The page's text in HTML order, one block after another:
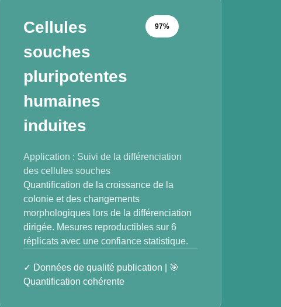
Cellules
souches
pluripotentes
humaines
induites
97%
Application : Suivi de la différenciation
des cellules souches
Quantification de la croissance de la
colonie et des changements
morphologiques lors de la différenciation
dirigée. Mesures reproductibles sur 6
réplicats avec une confiance statistique.
✓ Données de qualité publication | 🎯
Quantification cohérente